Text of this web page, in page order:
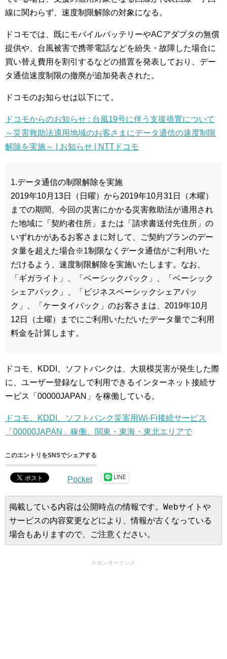
線に関わらず、速度制限解除の対象になる。
ドコモでは、既にモバイルバッテリーやACアダプタの無償
提供や、台風被害で携帯電話などを紛失・故障した場合に
買い替え費用を割引するなどの措置を発表しており、デー
タ通信速度制限の撤廃が追加発表された。
ドコモのお知らせは以下にて。
ドコモからのお知らせ : 台風19号に伴う支援措置について
～災害救助法適用地域のお客さまにデータ通信の速度制限
解除を実施～ | お知らせ | NTTドコモ
1.データ通信の制限解除を実施
2019年10月13日（日曜）から2019年10月31日（木曜）
までの期間、今回の災害にかかる災害救助法が適用され
た地域に「契約者住所」または「請求書送付先住所」の
いずれかがあるお客さまに対して、ご契約プランのデー
タ量を超えた場合※1制限なくデータ通信がご利用いた
だけるよう、速度制限解除を実施いたします。なお、
「ギガライト」、「ベーシックパック」、「ベーシック
シェアパック」、「ビジネスベーシックシェアパッ
ク」、「ケータイパック」のお客さまは、2019年10月
12日（土曜）までにご利用いただいたデータ量でご利用
料金を計算します。
ドコモ、KDDI、ソフトバンクは、大規模災害が発生した際
に、ユーザー登録なしで利用できるインターネット接続サ
ービス「00000JAPAN」を稼働している。
ドコモ、KDDI、ソフトバンク災害用Wi-Fi接続サービス
「00000JAPAN」稼働、関東・東海・東北エリアで
このエントリをSNSでシェアする
Pocket LINE
掲載している内容は公開時点の情報です。Webサイトや
サービスの内容変更などにより、情報が古くなっている
場合もありますので、ご注意ください。
スポンサーリンク